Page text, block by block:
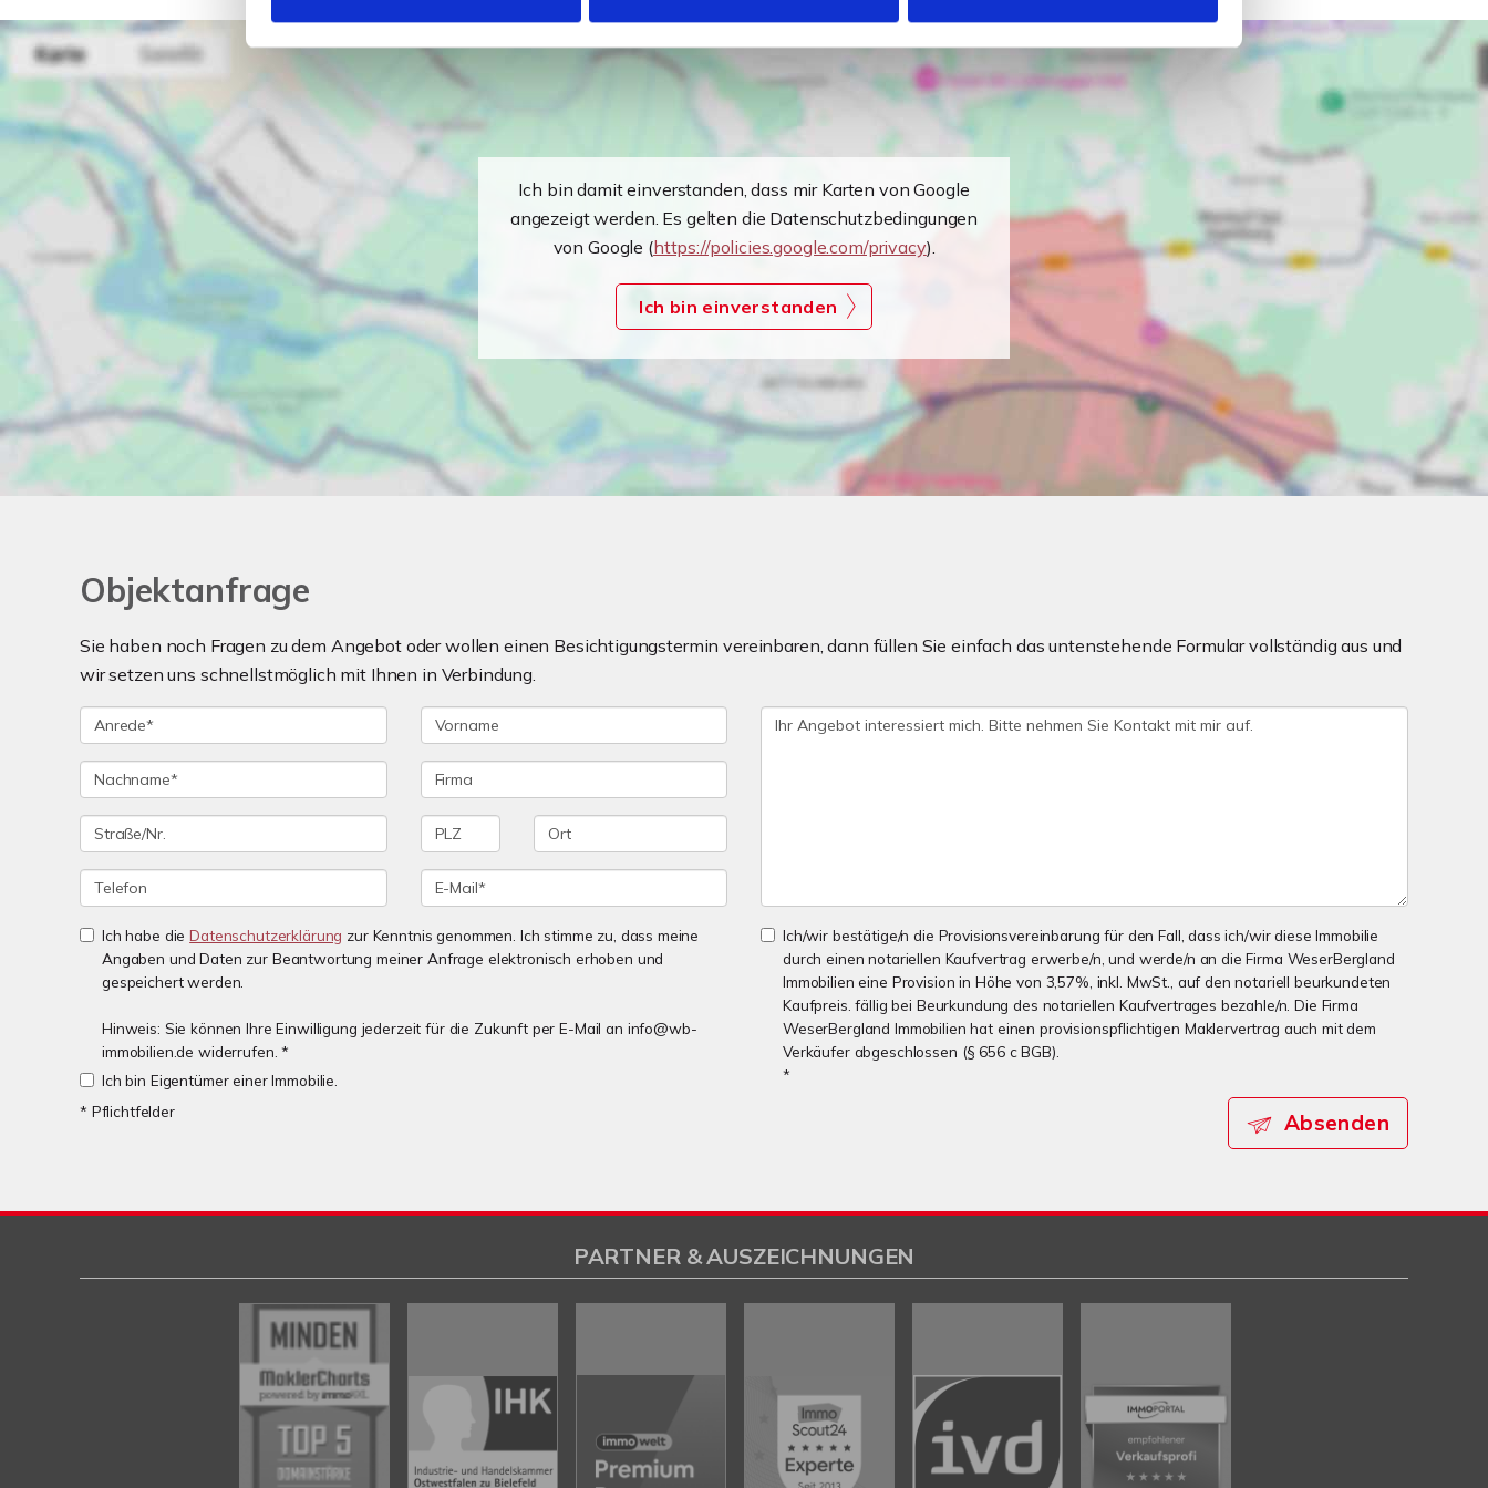
Ich bin damit einverstanden, dass mir Karten von Google
angezeigt werden. Es gelten die Datenschutzbedingungen
von Google (https://policies.google.com/privacy).
Ich bin einverstanden
Objektanfrage
Sie haben noch Fragen zu dem Angebot oder wollen einen Besichtigungstermin vereinbaren, dann füllen Sie einfach das untenstehende Formular vollständig aus und
wir setzen uns schnellstmöglich mit Ihnen in Verbindung.
Ich habe dieDatenschutzerklärung zur Kenntnis genommen. Ich stimme zu, dass meine
Angaben und Daten zur Beantwortung meiner Anfrage elektronisch erhoben und
gespeichert werden.
Hinweis: Sie können Ihre Einwilligung jederzeit für die Zukunft per E-Mail an info@wb-
immobilien.de widerrufen. *
Ich bin Eigentümer einer Immobilie.
Ich/wir bestätige/n die Provisionsvereinbarung für den Fall, dass ich/wir diese Immobilie
durch einen notariellen Kaufvertrag erwerbe/n, und werde/n an die Firma WeserBergland
Immobilien eine Provision in Höhe von 3,57%, inkl. MwSt., auf den notariell beurkundeten
Kaufpreis. fällig bei Beurkundung des notariellen Kaufvertrages bezahle/n. Die Firma
WeserBergland Immobilien hat einen provisionspflichtigen Maklervertrag auch mit dem
Verkäufer abgeschlossen (§ 656 c BGB).
*
* Pflichtfelder
Absenden
PARTNER & AUSZEICHNUNGEN